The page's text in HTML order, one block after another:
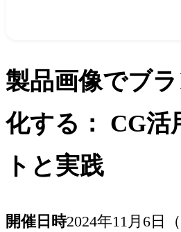
製品画像でブ
化する： CG活
トと実践
開催日時2024年11月6日